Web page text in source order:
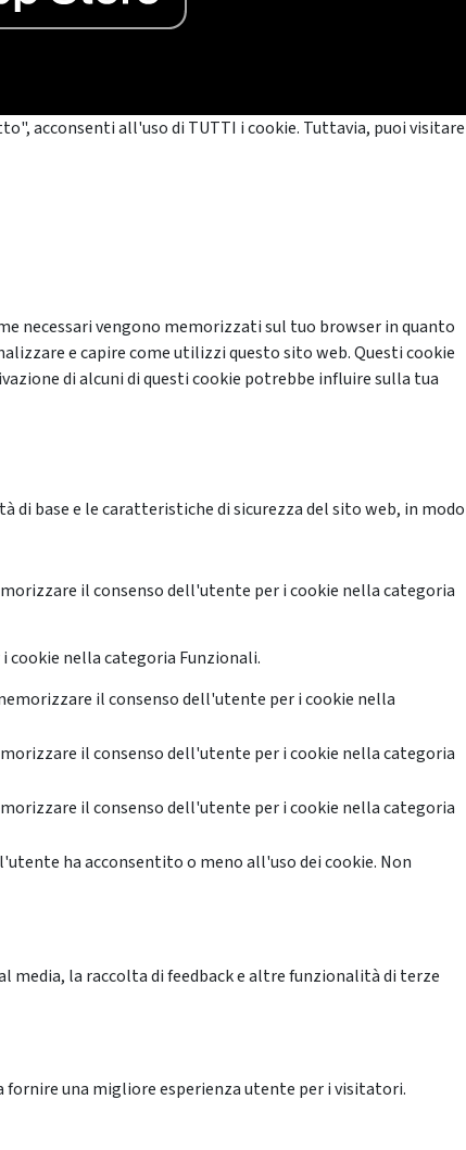
acconsenti all'uso di TUTTI i cookie. Tuttavia, puoi visitare
necessari vengono memorizzati sul tuo browser in quanto
e capire come utilizzi questo sito web. Questi cookie
di alcuni di questi cookie potrebbe influire sulla tua
base e le caratteristiche di sicurezza del sito web, in modo
il consenso dell'utente per i cookie nella categoria
cookie nella categoria Funzionali.
il consenso dell'utente per i cookie nella
il consenso dell'utente per i cookie nella categoria
il consenso dell'utente per i cookie nella categoria
ha acconsentito o meno all'uso dei cookie. Non
media, la raccolta di feedback e altre funzionalità di terze
fornire una migliore esperienza utente per i visitatori.